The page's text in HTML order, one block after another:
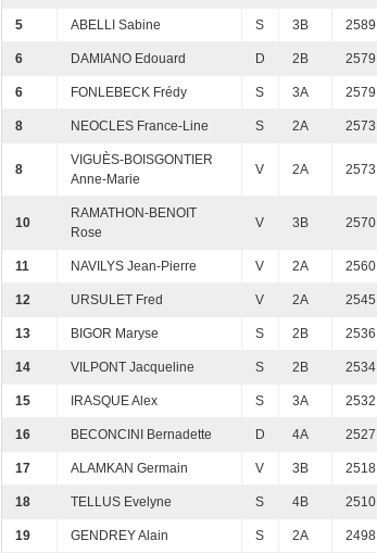
5 ABELLI Sabine S 3B 2589
6 DAMIANO Edouard D 2B 2579
6 FONLEBECK Frédy S 3A 2579
8 NEOCLES France-Line S 2A 2573
8
VIGUÈS-BOISGONTIER
Anne-Marie
V 2A 2573
10
RAMATHON-BENOIT
Rose
V 3B 2570
11 NAVILYS Jean-Pierre V 2A 2560
12 URSULET Fred V 2A 2545
13 BIGOR Maryse S 2B 2536
14 VILPONT Jacqueline S 2B 2534
15 IRASQUE Alex S 3A 2532
16 BECONCINI Bernadette D 4A 2527
17 ALAMKAN Germain V 3B 2518
18 TELLUS Evelyne S 4B 2510
19 GENDREY Alain S 2A 2498